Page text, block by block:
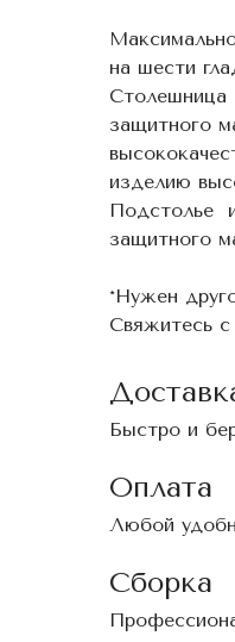
на шести
Столешница
защитного
изделию
Подстолье
защитного
*Нужен
Свяжитесь
Быстро и
Оплата
Любой
Сборка